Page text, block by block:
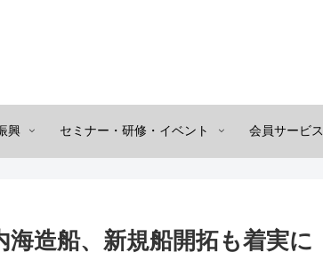
興 セミナー・研修・イベント 会員サービス
造船、新規船開拓も着実に